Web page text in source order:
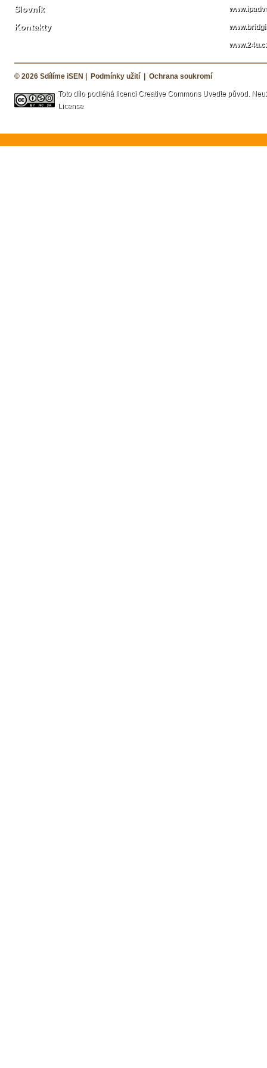
Slovník
Kontakty
© 2026 Sdílíme iSEN Podmínky užití Ochrana soukromí
Toto dílo podléhá licenci Creative Commons Uveďte původ.
License